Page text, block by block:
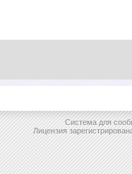
Система для
Лицензия